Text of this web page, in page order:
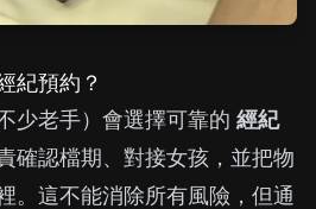
紀預約？
少老手）會選擇可靠的 經紀
確認檔期、對接女孩，並把物
。這不能消除所有風險，但通